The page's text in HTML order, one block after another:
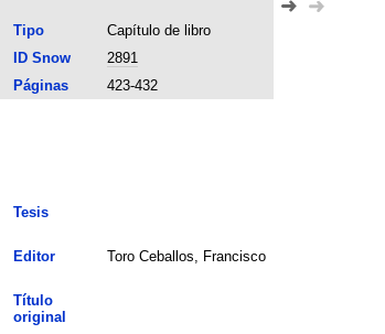
Tipo
Capítulo de libro
ID Snow
2891
Páginas
423-432
Tesis
Editor Toro Ceballos, Francisco
Título
original